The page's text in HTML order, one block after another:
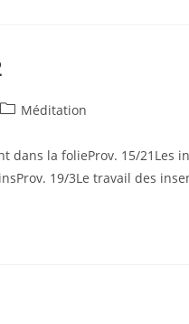
Méditation
dans la folieProv. 15/21Les
19/3Le travail des